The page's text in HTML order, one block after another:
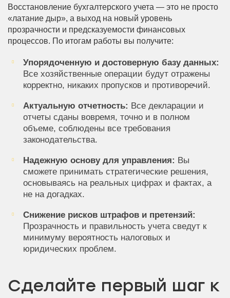
Восстановление бухгалтерского учета — это не просто
«латание дыр», а выход на новый уровень
прозрачности и предсказуемости финансовых
процессов. По итогам работы вы получите:
Упорядоченную и достоверную базу данных:
Все хозяйственные операции будут отражены
корректно, никаких пропусков и противоречий.
Актуальную отчетность: Все декларации и
отчеты сданы вовремя, точно и в полном
объеме, соблюдены все требования
законодательства.
Надежную основу для управления: Вы
сможете принимать стратегические решения,
основываясь на реальных цифрах и фактах, а
не на догадках.
Снижение рисков штрафов и претензий:
Прозрачность и правильность учета сведут к
минимуму вероятность налоговых и
юридических проблем.
Сделайте первый шаг к